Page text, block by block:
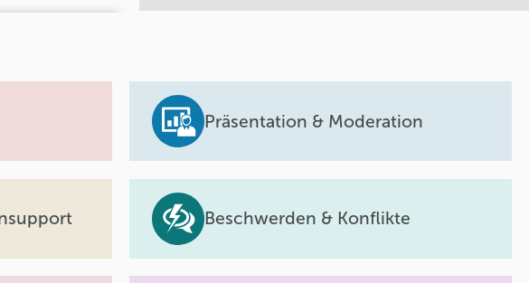
Präsentation & Moderation
Beschwerden & Konflikte